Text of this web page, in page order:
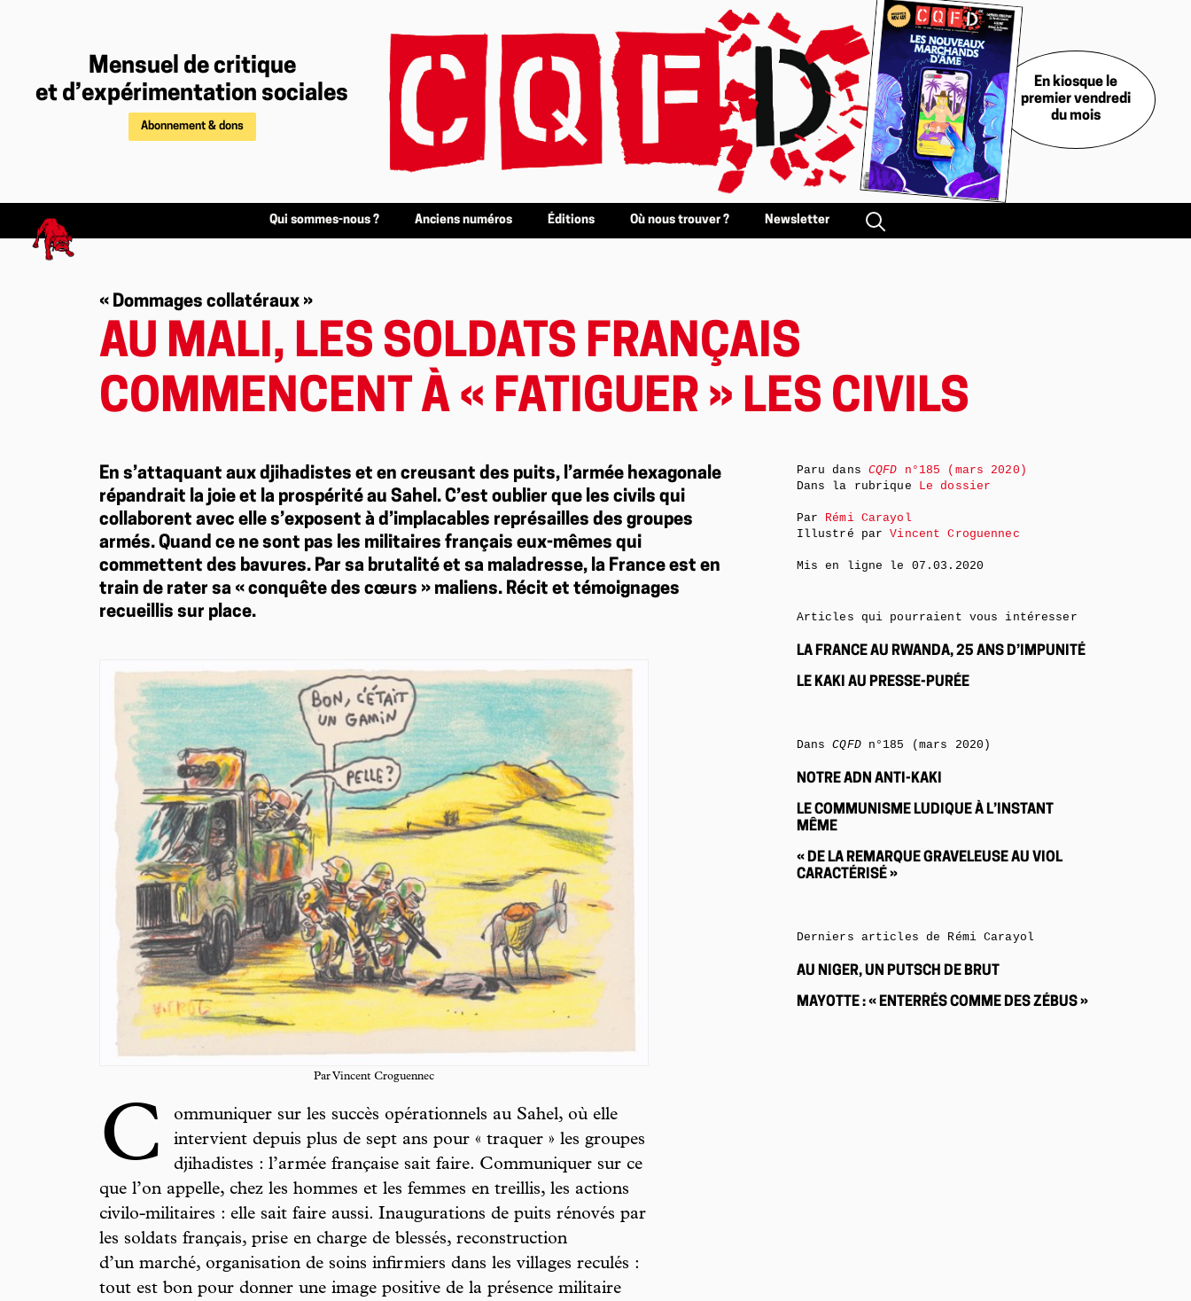
Mensuel de critique
et d’expérimentation sociales
Abonnement & dons
En kiosque le
premier vendredi
du mois
Qui sommes-nous ? Anciens numéros Éditions Où nous trouver ? Newsletter
« Dommages collatéraux »
AU MALI, LES SOLDATS FRANÇAIS
COMMENCENT À « FATIGUER » LES CIVILS
En s’attaquant aux djihadistes et en creusant des puits, l’armée hexagonale
répandrait la joie et la prospérité au Sahel. C’est oublier que les civils qui
collaborent avec elle s’exposent à d’implacables représailles des groupes
armés. Quand ce ne sont pas les militaires français eux-mêmes qui
commettent des bavures. Par sa brutalité et sa maladresse, la France est en
train de rater sa « conquête des cœurs » maliens. Récit et témoignages
recueillis sur place.
Par Vincent Croguennec
C
ommuniquer sur les succès opérationnels au Sahel, où elle
intervient depuis plus de sept ans pour « traquer » les groupes
djihadistes : l’armée française sait faire. Communiquer sur ce
que l’on appelle, chez les hommes et les femmes en treillis, les actions
civilo-militaires : elle sait faire aussi. Inaugurations de puits rénovés par
les soldats français, prise en charge de blessés, reconstruction
d’un marché, organisation de soins infirmiers dans les villages reculés :
tout est bon pour donner une image positive de la présence militaire
Paru dans CQFD n°185 (mars 2020)
Dans la rubrique Le dossier
Par Rémi Carayol
Illustré parVincent Croguennec
Mis en ligne le 07.03.2020
Articles qui pourraient vous intéresser
LA FRANCE AU RWANDA, 25 ANS D’IMPUNITÉ
LE KAKI AU PRESSE-PURÉE
DansCQFDn°185 (mars 2020)
NOTRE ADN ANTI-KAKI
LE COMMUNISME LUDIQUE À L’INSTANT
MÊME
« DE LA REMARQUE GRAVELEUSE AU VIOL
CARACTÉRISÉ »
Derniers articles de Rémi Carayol
AU NIGER, UN PUTSCH DE BRUT
MAYOTTE : « ENTERRÉS COMME DES ZÉBUS »